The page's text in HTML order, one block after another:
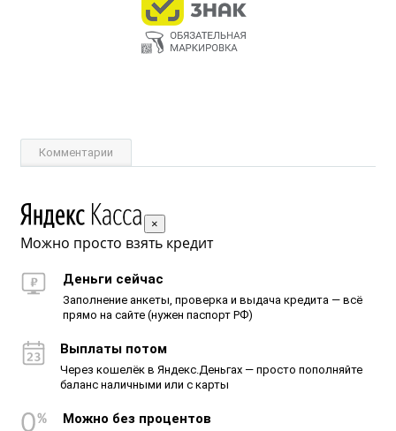
Комментарии
×
Можно просто взять кредит
Деньги сейчас
Заполнение анкеты, проверка и выдача кредита — всё
прямо на сайте (нужен паспорт РФ)
Выплаты потом
Через кошелёк в Яндекс.Деньгах — просто пополняйте
баланс наличными или с карты
Можно без процентов